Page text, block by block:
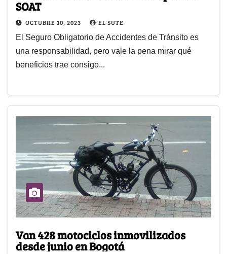
SOAT
OCTUBRE 10, 2023 EL SUTE
El Seguro Obligatorio de Accidentes de Tránsito es
una responsabilidad, pero vale la pena mirar qué
beneficios trae consigo...
Van 428 motociclos inmovilizados
desde junio en Bogotá